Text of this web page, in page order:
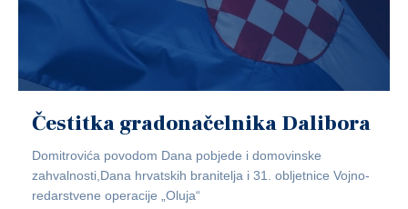
Čestitka gradonačelnika Dalibora
Domitrovića povodom Dana pobjede i domovinske
zahvalnosti,Dana hrvatskih branitelja i 31. obljetnice Vojno-
redarstvene operacije „Oluja“